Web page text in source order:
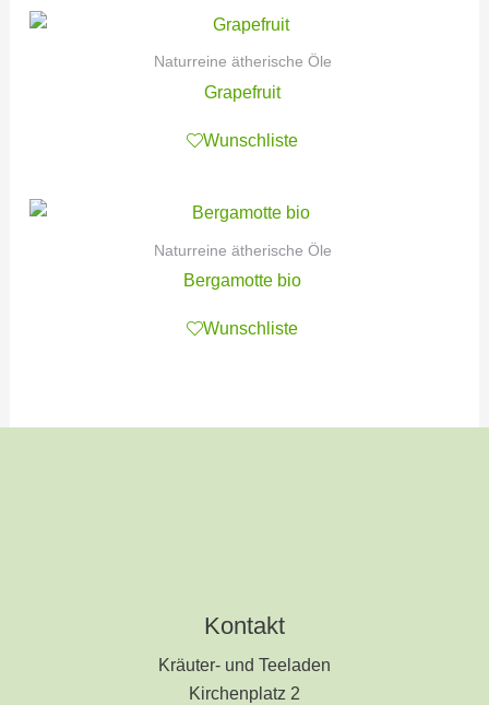
Naturreine ätherische Öle
Grapefruit
Wunschliste
Naturreine ätherische Öle
Bergamotte bio
Wunschliste
Kontakt
Kräuter- und Teeladen
Kirchenplatz 2